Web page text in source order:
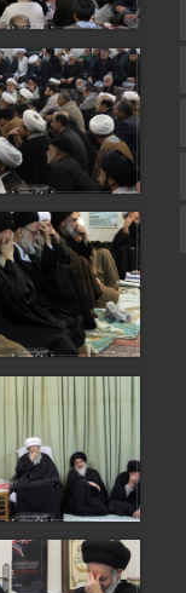
تماس با ما
اینستاگرام